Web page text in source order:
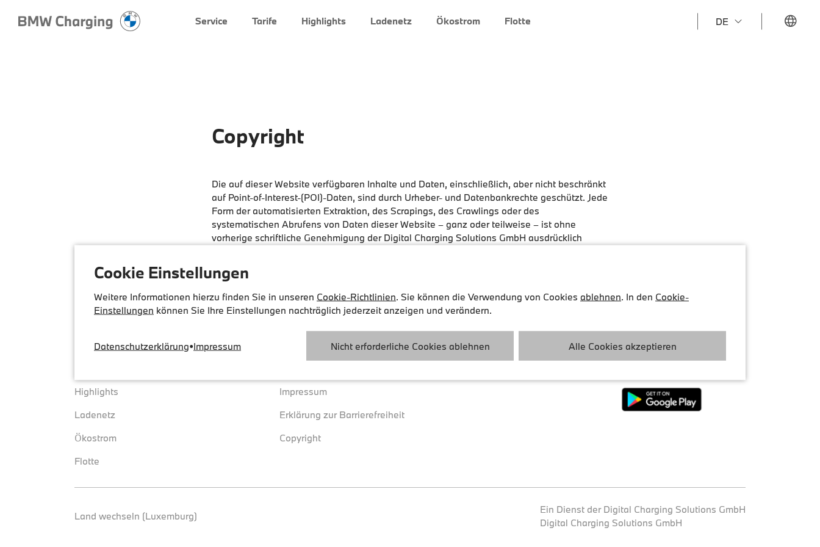
DE
Service Tarife Highlights Ladenetz Ökostrom Flotte
Copyright
Die auf dieser Website verfügbaren Inhalte und Daten, einschließlich, aber nicht beschränkt
auf Point-of-Interest-(POI)-Daten, sind durch Urheber- und Datenbankrechte geschützt. Jede
Form der automatisierten Extraktion, des Scrapings, des Crawlings oder des
systematischen Abrufens von Daten dieser Website – ganz oder teilweise – ist ohne
vorherige schriftliche Genehmigung der Digital Charging Solutions GmbH ausdrücklich
Service
Highlights
Ladenetz
Ökostrom
Flotte
FAQs und Hilfe
Allgemeine Geschäftsbedingungen
Impressum
Erklärung zur Barrierefreiheit
Copyright
Cookie-Richtlinien
Land wechseln (Luxemburg)
Ein Dienst der Digital Charging Solutions GmbH
Digital Charging Solutions GmbH
Cookie Einstellungen
Weitere Informationen hierzu finden Sie in unseren Cookie-Richtlinien. Sie können die Verwendung von Cookies ablehnen. In den Cookie-
Einstellungen können Sie Ihre Einstellungen nachträglich jederzeit anzeigen und verändern.
Nicht erforderliche Cookies ablehnen Alle Cookies akzeptieren
Datenschutzerklärung•Impressum